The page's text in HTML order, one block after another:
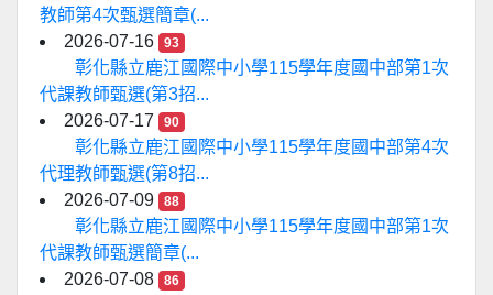
教師第4次甄選簡章(...
2026-07-16
93
彰化縣立鹿江國際中小學115學年度國中部第1次
代課教師甄選(第3招...
2026-07-17
90
彰化縣立鹿江國際中小學115學年度國中部第4次
代理教師甄選(第8招...
2026-07-09
88
彰化縣立鹿江國際中小學115學年度國中部第1次
代課教師甄選簡章(...
2026-07-08
86